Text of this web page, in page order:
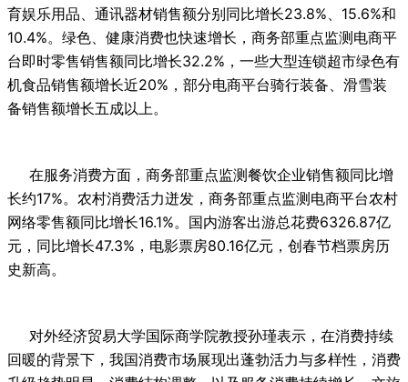
育娱乐用品、通讯器材销售额分别同比增长23.8%、15.6%和
10.4%。绿色、健康消费也快速增长，商务部重点监测电商平
台即时零售销售额同比增长32.2%，一些大型连锁超市绿色有
机食品销售额增长近20%，部分电商平台骑行装备、滑雪装
备销售额增长五成以上。
在服务消费方面，商务部重点监测餐饮企业销售额同比增
长约17%。农村消费活力迸发，商务部重点监测电商平台农村
网络零售额同比增长16.1%。国内游客出游总花费6326.87亿
元，同比增长47.3%，电影票房80.16亿元，创春节档票房历
史新高。
对外经济贸易大学国际商学院教授孙瑾表示，在消费持续
回暖的背景下，我国消费市场展现出蓬勃活力与多样性，消费